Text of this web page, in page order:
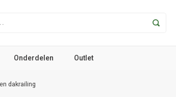
Onderdelen Outlet
dakrailing